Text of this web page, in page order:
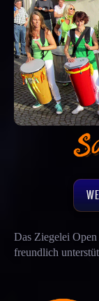
Das Ziegelei
freundlich